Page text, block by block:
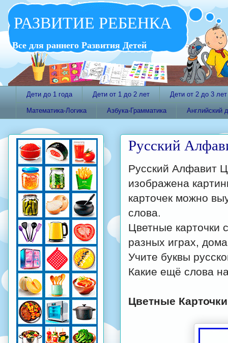
РАЗВИТИЕ РЕБЕНКА
Все для раннего Развития Детей
Дети до 1 года Дети от 1 до 2 лет Дети от 2 до 3 лет
Математика-Логика Азбука-Грамматика Английский
Русский
Русский Алфавит
изображена
карточек можно
слова.
Цветные карточки
разных играх,
Учите буквы
Какие ещё слова
Цветные